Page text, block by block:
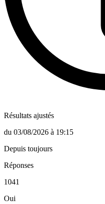
Résultats ajustés
du 03/08/2026 à 19:15
Depuis toujours
Réponses
1041
Oui